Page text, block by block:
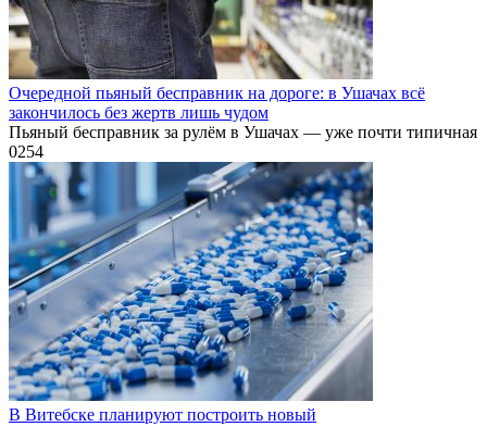
Очередной пьяный бесправник на дороге: в Ушачах всё
закончилось без жертв лишь чудом
Пьяный бесправник за рулём в Ушачах — уже почти типичная
0254
В Витебске планируют построить новый